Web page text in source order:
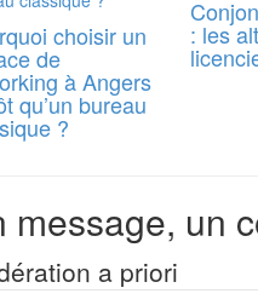
choisir un
de
à Angers
qu’un bureau
?
: les
message, un
a priori